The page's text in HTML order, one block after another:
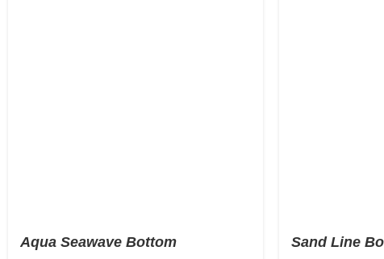
Aqua Seawave Bottom Sand Line